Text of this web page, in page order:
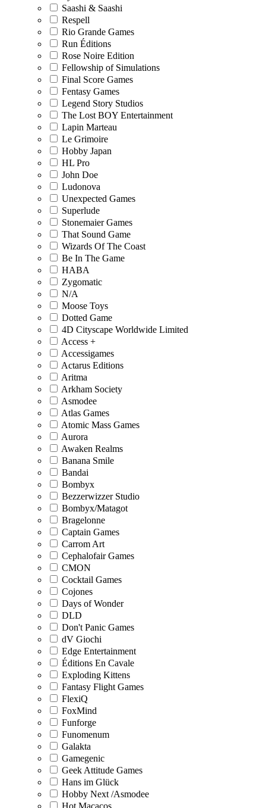
Saashi & Saashi
Respell
Rio Grande Games
Run Éditions
Rose Noire Edition
Fellowship of Simulations
Final Score Games
Fentasy Games
Legend Story Studios
The Lost BOY Entertainment
Lapin Marteau
Le Grimoire
Hobby Japan
HL Pro
John Doe
Ludonova
Unexpected Games
Superlude
Stonemaier Games
That Sound Game
Wizards Of The Coast
Be In The Game
HABA
Zygomatic
N/A
Moose Toys
Dotted Game
4D Cityscape Worldwide Limited
Access +
Accessigames
Actarus Editions
Aritma
Arkham Society
Asmodee
Atlas Games
Atomic Mass Games
Aurora
Awaken Realms
Banana Smile
Bandai
Bombyx
Bezzerwizzer Studio
Bombyx/Matagot
Bragelonne
Captain Games
Carrom Art
Cephalofair Games
CMON
Cocktail Games
Cojones
Days of Wonder
DLD
Don't Panic Games
dV Giochi
Edge Entertainment
Éditions En Cavale
Exploding Kittens
Fantasy Flight Games
FlexiQ
FoxMind
Funforge
Funomenum
Galakta
Gamegenic
Geek Attitude Games
Hans im Glück
Hobby Next /Asmodee
Hot Macacos